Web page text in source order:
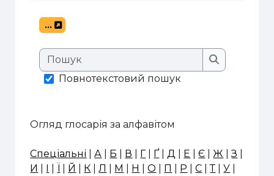
...
Експорт записів
Пошук
Пошук
Повнотекстовий пошук
Огляд глосарія за алфавітом
Спеціальні |А Б В Г Ґ Д Е |Є Ж |З
И
І Ї Й К Л М Н |О П Р |С |Т |У